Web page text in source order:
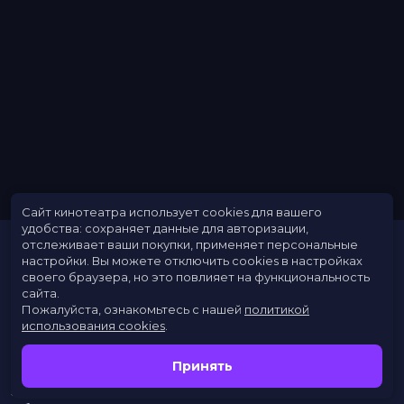
Расписание
Скоро в кино
Заведения
Сайт кинотеатра использует cookies для вашего
удобства: сохраняет данные для авторизации,
отслеживает ваши покупки, применяет персональные
настройки. Вы можете отключить cookies в настройках
своего браузера, но это повлияет на функциональность
сайта.
Пожалуйста, ознакомьтесь с нашей политикой
использования cookies
Принять